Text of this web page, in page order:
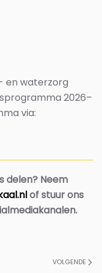
en waterzorg
2026–
via:
delen? Neem
of stuur ons
VOLGENDE